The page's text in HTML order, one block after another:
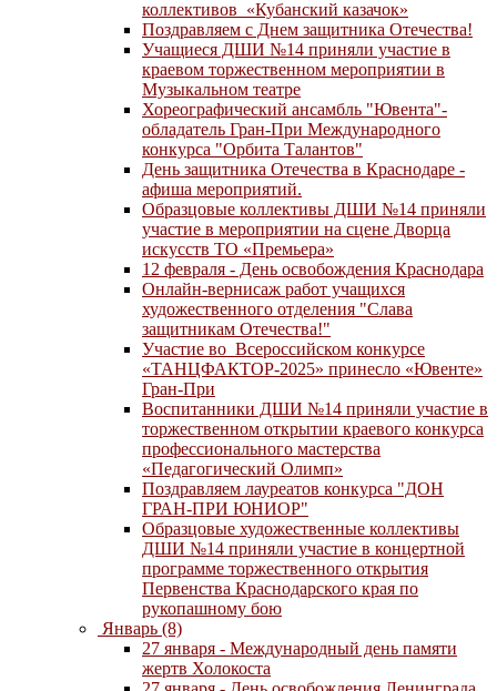
коллективов «Кубанский казачок»
Поздравляем с Днем защитника Отечества!
Учащиеся ДШИ №14 приняли участие в
краевом торжественном мероприятии в
Музыкальном театре
Хореографический ансамбль "Ювента"-
обладатель Гран-При Международного
конкурса "Орбита Талантов"
День защитника Отечества в Краснодаре -
афиша мероприятий.
Образцовые коллективы ДШИ №14 приняли
участие в мероприятии на сцене Дворца
искусств ТО «Премьера»
12 февраля - День освобождения Краснодара
Онлайн-вернисаж работ учащихся
художественного отделения "Слава
защитникам Отечества!"
Участие во Всероссийском конкурсе
«ТАНЦФАКТОР-2025» принесло «Ювенте»
Гран-При
Воспитанники ДШИ №14 приняли участие в
торжественном открытии краевого конкурса
профессионального мастерства
«Педагогический Олимп»
Поздравляем лауреатов конкурса "ДОН
ГРАН-ПРИ ЮНИОР"
Образцовые художественные коллективы
ДШИ №14 приняли участие в концертной
программе торжественного открытия
Первенства Краснодарского края по
рукопашному бою
Январь (8)
27 января - Международный день памяти
жертв Холокоста